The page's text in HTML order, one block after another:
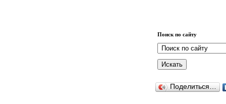
Поиск по сайту
Поделиться…